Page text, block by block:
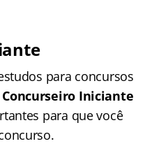
para concursos
Concurseiro Iniciante
para que você